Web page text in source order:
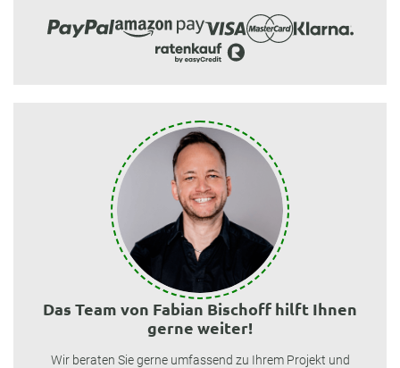
Das Team von Fabian Bischoff hilft Ihnen
gerne weiter!
Wir beraten Sie gerne umfassend zu Ihrem Projekt und